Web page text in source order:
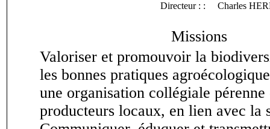
Directeur : :
Charles
Missions
Valoriser et promouvoir la
les bonnes pratiques
une organisation collégiale pérenne
producteurs locaux, en lien avec la